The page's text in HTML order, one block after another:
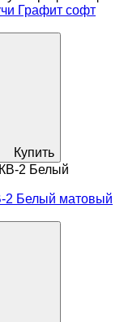
Графит софт
Купить
2 Белый матовый